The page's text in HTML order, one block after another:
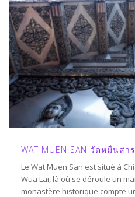
WAT MUEN SAN วัดหมื่นสาร
Le Wat Muen San est situé à
Wua Lai, là où se déroule un
monastère historique compte